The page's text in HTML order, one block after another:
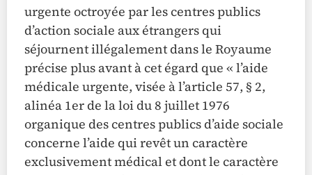
urgente octroyée par les centres publics
d’action sociale aux étrangers qui
séjournent illégalement dans le Royaume
précise plus avant à cet égard que « l’aide
médicale urgente, visée à l’article 57, § 2,
alinéa 1er de la loi du 8 juillet 1976
organique des centres publics d’aide sociale
concerne l’aide qui revêt un caractère
exclusivement médical et dont le caractère